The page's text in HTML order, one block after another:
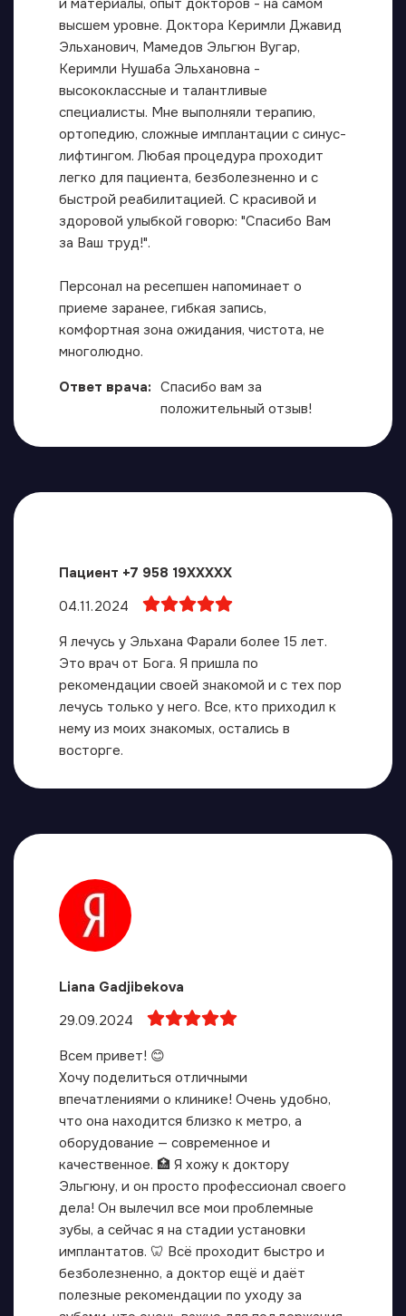
и материалы, опыт докторов - на самом
высшем уровне. Доктора Керимли Джавид
Эльханович, Мамедов Эльгюн Вугар,
Керимли Нушаба Эльхановна -
высококлассные и талантливые
специалисты. Мне выполняли терапию,
ортопедию, сложные имплантации с синус-
лифтингом​. Любая процедура проходит
легко для пациента, безболезненно и с
быстрой реабилитацией. С красивой и
здоровой улыбкой говорю: "Спасибо Вам
за Ваш труд!".
Персонал на ресепшен напоминает о
приеме заранее, гибкая запись,
комфортная зона ожидания, чистота, не
многолюдно.
Ответ врача: Спасибо вам за
положительный отзыв!
Пациент +7 958 19XXXXX
04.11.2024
Я лечусь у Эльхана Фарали более 15 лет.
Это врач от Бога. Я пришла по
рекомендации своей знакомой и с тех пор
лечусь только у него. Все, кто приходил к
нему из моих знакомых, остались в
восторге.
Liana Gadjibekova
29.09.2024
Всем привет! 😊
Хочу поделиться отличными
впечатлениями о клинике! Очень удобно,
что она находится близко к метро, а
оборудование — современное и
качественное. 🏥 Я хожу к доктору
Эльгюну, и он просто профессионал своего
дела! Он вылечил все мои проблемные
зубы, а сейчас я на стадии установки
имплантатов. 🦷 Всё проходит быстро и
безболезненно, а доктор ещё и даёт
полезные рекомендации по уходу за